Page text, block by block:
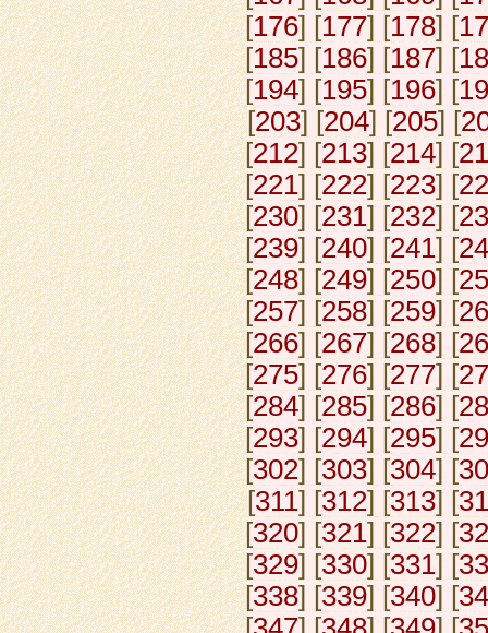
[176] [177] [178] [
[185] [186] [187] [
[194] [195] [196] [
[203] [204] [205] [
[212] [213] [214] [
[221] [222] [223] [
[230] [231] [232] [
[239] [240] [241] [
[248] [249] [250] [
[257] [258] [259] [
[266] [267] [268] [
[275] [276] [277] [
[284] [285] [286] [
[293] [294] [295] [
[302] [303] [304] [
[311] [312] [313] [
[320] [321] [322] [
[329] [330] [331] [
[338] [339] [340] [